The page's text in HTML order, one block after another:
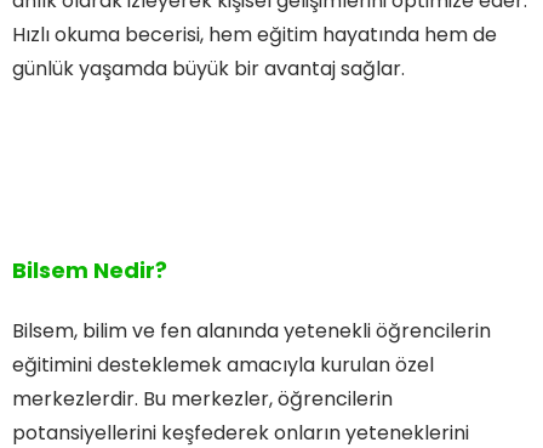
Hızlı okuma becerisi, hem eğitim hayatında hem de
günlük yaşamda büyük bir avantaj sağlar.
Bilsem Nedir?
Bilsem, bilim ve fen alanında yetenekli öğrencilerin
eğitimini desteklemek amacıyla kurulan özel
merkezlerdir. Bu merkezler, öğrencilerin
potansiyellerini keşfederek onların yeteneklerini